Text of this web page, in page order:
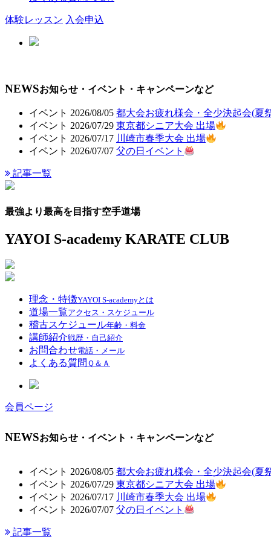
体験レッスン 入会申込
NEWSお知らせ・イベント・キャンペーンなど
イベント 2026/08/05 都大会お疲れ様会・全少決起会(夏
イベント 2026/07/29 東京都シニア大会 出場
イベント 2026/07/17 川崎市春季大会 出場
イベント 2026/07/07 父の日イベント
記事一覧
最強より最高を目指す空手道場
YAYOI S-academy KARATE CLUB
理念・特徴YAYOI S-academyとは
道場一覧アクセス・スケジュール
稽古スケジュール年齢・料金
講師紹介戦歴・自己紹介
お問合わせ電話・メール
よくある質問 Ｑ＆Ａ
会員ページ
NEWSお知らせ・イベント・キャンペーンなど
イベント 2026/08/05 都大会お疲れ様会・全少決起会(夏
イベント 2026/07/29 東京都シニア大会 出場
イベント 2026/07/17 川崎市春季大会 出場
イベント 2026/07/07 父の日イベント
記事一覧